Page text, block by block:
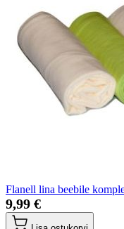
Flanell lina beebile
9,99 €